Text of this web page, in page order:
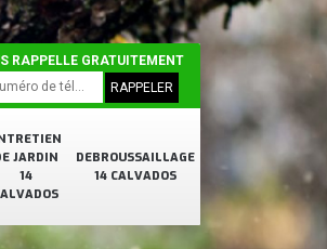
JARDIN
14
DEBROUSSAILLAGE
14 CALVADOS
RAPPELLE GRATUITEMENT